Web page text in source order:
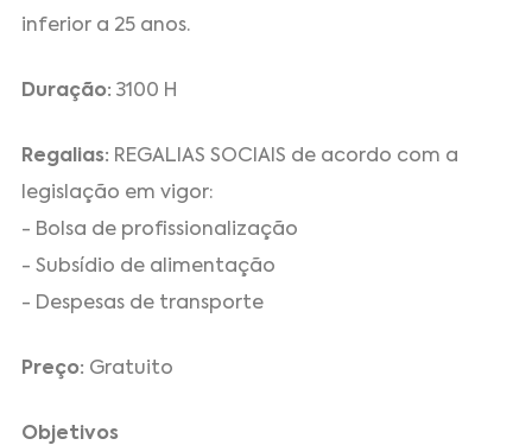
inferior a 25 anos.
Duração:3100 H
Regalias: REGALIAS SOCIAIS de acordo com a
legislação em vigor:
- Bolsa de profissionalização
- Subsídio de alimentação
- Despesas de transporte
Preço: Gratuito
Objetivos